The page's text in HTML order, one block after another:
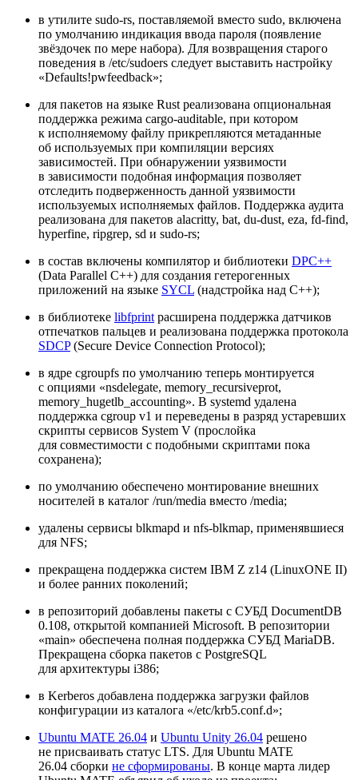
в утилите sudo‑rs, поставляемой вместо sudo, включена
по умолчанию индикация ввода пароля (появление
звёздочек по мере набора). Для возвращения старого
поведения в /etc/sudoers следует выставить настройку
«Defaults!pwfeedback»;
для пакетов на языке Rust реализована опциональная
поддержка режима cargo‑auditable, при котором
к исполняемому файлу прикрепляются метаданные
об используемых при компиляции версиях
зависимостей. При обнаружении уязвимости
в зависимости подобная информация позволяет
отследить подверженность данной уязвимости
используемых исполняемых файлов. Поддержка аудита
реализована для пакетов alacritty, bat, du‑dust, eza, fd‑find,
hyperfine, ripgrep, sd и sudo‑rs;
в состав включены компилятор и библиотеки DPC++
(Data Parallel C++) для создания гетерогенных
приложений на языке SYCL (надстройка над C++);
в библиотеке libfprint расширена поддержка датчиков
отпечатков пальцев и реализована поддержка протокола
SDCP(Secure Device Connection Protocol);
в ядре cgroupfs по умолчанию теперь монтируется
с опциями «nsdelegate, memory_recursiveprot,
memory_hugetlb_accounting». В systemd удалена
поддержка cgroup v1 и переведены в разряд устаревших
скрипты сервисов System V (прослойка
для совместимости с подобными скриптами пока
сохранена);
по умолчанию обеспечено монтирование внешних
носителей в каталог /run/media вместо /media;
удалены сервисы blkmapd и nfs‑blkmap, применявшиеся
для NFS;
прекращена поддержка систем IBM Z z14 (LinuxONE II)
и более ранних поколений;
в репозиторий добавлены пакеты с СУБД DocumentDB
0.108, открытой компанией Microsoft. В репозитории
«main» обеспечена полная поддержка СУБД MariaDB.
Прекращена сборка пакетов с PostgreSQL
для архитектуры i386;
в Kerberos добавлена поддержка загрузки файлов
конфигурации из каталога «/etc/krb5.conf.d»;
Ubuntu MATE 26.04 и Ubuntu Unity 26.04 решено
не присваивать статус LTS. Для Ubuntu MATE
26.04 сборки не сформированы. В конце марта лидер